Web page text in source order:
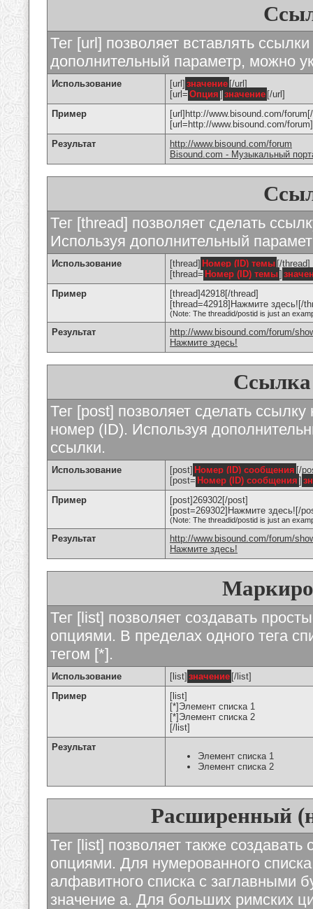
Тег [url] позволяет вставлять
дополнительный параметр, можно
Использование [url] значение [/url]
[url= Опция ] значение [/url]
Пример
[url]http://www.bisound.com/
[url=http://www.bisound.com/
Результат
http://www.bisound.com/forum
Bisound.com - Музыкальный
Тег [thread] позволяет сделать
Используя дополнительный
Использование [thread] Номер (ID) темы [/thread]
[thread= Номер (ID) темы]
Пример
[thread]42918[/thread]
[thread=42918]Нажмите здесь![/
(Note: The threadid/postid is just an
Результат
http://www.bisound.com/forum/
Нажмите здесь!
Ссылка
Тег [post] позволяет сделать
номер (ID). Используя
ссылки.
Использование [post] Номер (ID) сообщения [/
[post= Номер (ID) сообщения ]
Пример
[post]269302[/post]
[post=269302]Нажмите здесь![/
(Note: The threadid/postid is just an
Результат
http://www.bisound.com/forum/
Нажмите здесь!
Тег [list] позволяет создавать
опциями. В пределах одного тега
тегом [*].
Использование [list] значение [/list]
Пример
[list]
[*]Элемент списка 1
[*]Элемент списка 2
[/list]
Результат
Элемент списка 1
Элемент списка 2
Расширенный
Тег [list] позволяет также
опциями. Для нумерованного
алфавитного списка с заглавными
значение а. Для больших римских